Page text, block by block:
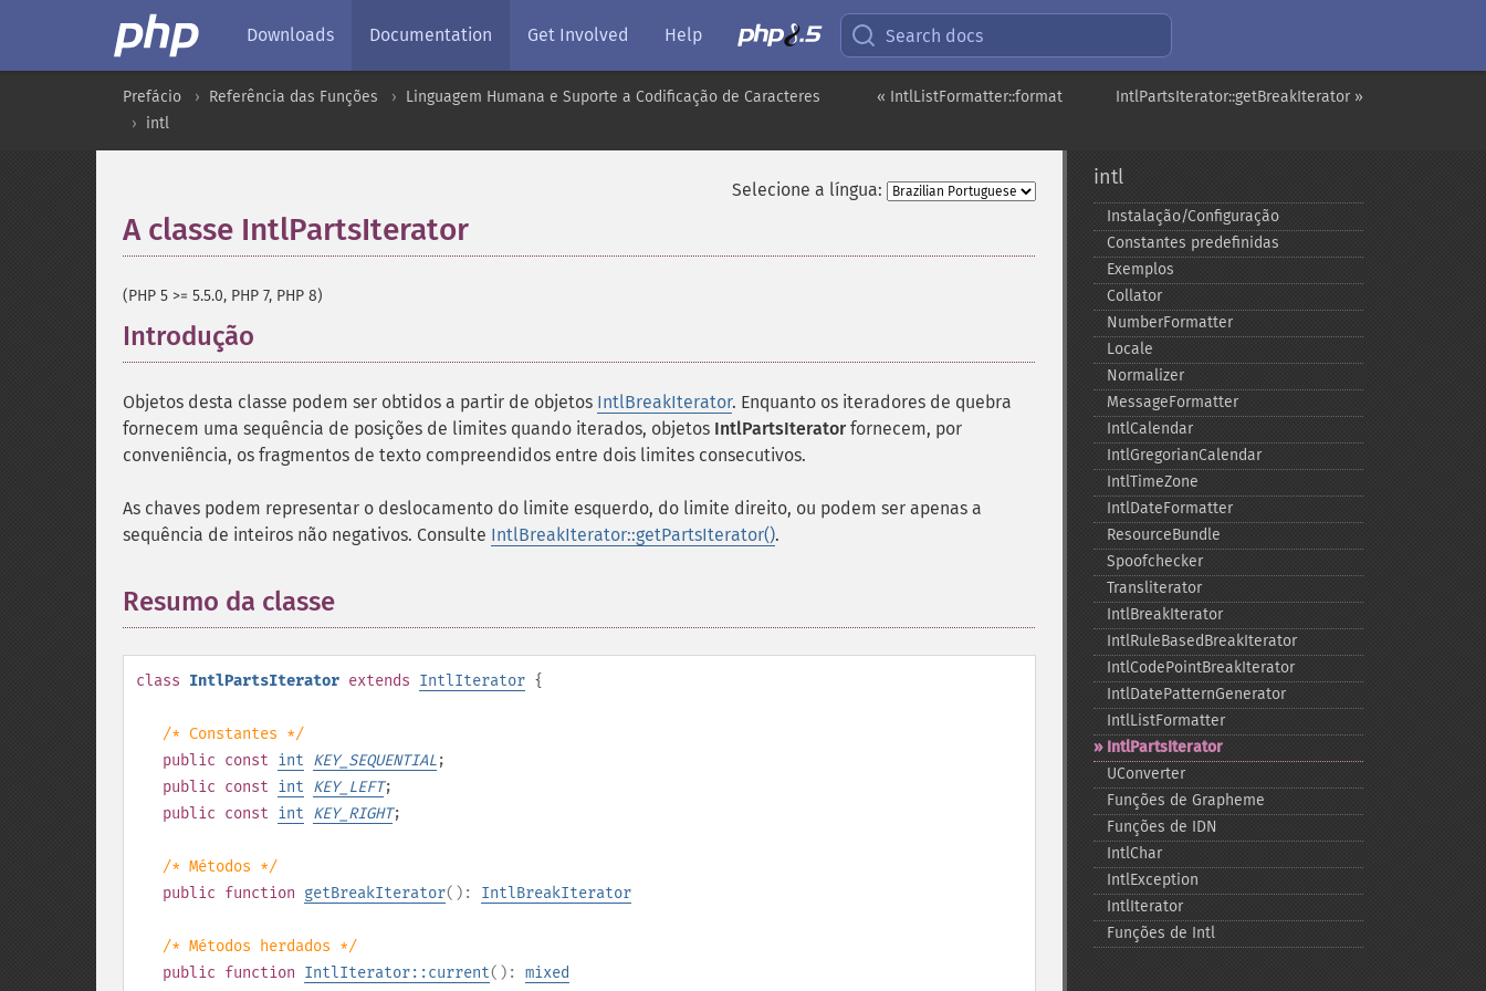
Downloads Documentation Get Involved Help Search docs
IntlPartsIterator::getBreakIterator »
« IntlListFormatter::format
Prefácio Referência das Funções
Linguagem Humana e Suporte a Codificação de Caracteres
intl
Selecione a língua:
A classe IntlPartsIterator
(PHP 5 >= 5.5.0, PHP 7, PHP 8)
Introdução
Objetos desta classe podem ser obtidos a partir de objetos IntlBreakIterator. Enquanto os iteradores de quebra
fornecem uma sequência de posições de limites quando iterados, objetos IntlPartsIteratorfornecem, por
conveniência, os fragmentos de texto compreendidos entre dois limites consecutivos.
As chaves podem representar o deslocamento do limite esquerdo, do limite direito, ou podem ser apenas a
sequência de inteiros não negativos. Consulte IntlBreakIterator::getPartsIterator().
Resumo da classe
class IntlPartsIterator extends IntlIterator {
/* Constantes */
public const int KEY_SEQUENTIAL;
public const int KEY_LEFT;
public const int KEY_RIGHT;
/* Métodos */
public function getBreakIterator(): IntlBreakIterator
/* Métodos herdados */
public function IntlIterator::current(): mixed
intl
Instalação/Configuração
Constantes predefinidas
Exemplos
Collator
NumberFormatter
Locale
Normalizer
MessageFormatter
IntlCalendar
IntlGregorianCalendar
IntlTimeZone
IntlDateFormatter
ResourceBundle
Spoofchecker
Transliterator
IntlBreakIterator
IntlRuleBasedBreakIterator
IntlCodePointBreakIterator
IntlDatePatternGenerator
IntlListFormatter
IntlPartsIterator
UConverter
Funções de Grapheme
Funções de IDN
IntlChar
IntlException
IntlIterator
Funções de Intl